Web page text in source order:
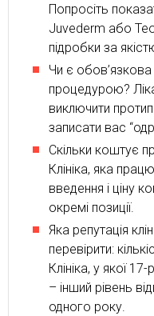
Попросіть
Juvederm або
підробки за
Чи є обов’язкова
процедурою?
виключити
записати вас
Скільки коштує
Клініка, яка
введення і ціну
окремі позиції.
Яка репутація
перевірити:
Клініка, у якої 17-
– інший рівень
одного року.